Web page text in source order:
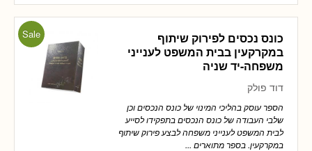
Sale
כונס נכסים לפירוק שיתוף
במקרקעין בבית המשפט לענייני
משפחה-יד שניה
דוד פולק
הספר עוסק בהליכי המינוי של כונס הנכסים וכן
שלבי העבודה של כונס הנכסים בתפקידו לסייע
לבית המשפט לענייני משפחה לבצע פירוק שיתוף
במקרקעין. בספר מתוארים ...